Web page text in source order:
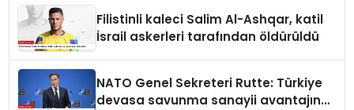
Filistinli kaleci Salim Al-Ashqar, katil
İsrail askerleri tarafından öldürüldü
NATO Genel Sekreteri Rutte: Türkiye
devasa savunma sanayii avantajına